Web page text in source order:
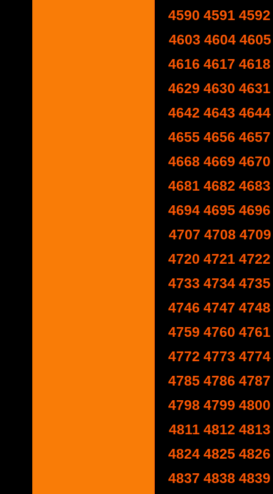
4590 4591 4592
4603 4604 4605
4616 4617 4618
4629 4630 4631
4642 4643 4644
4655 4656 4657
4668 4669 4670
4681 4682 4683
4694 4695 4696
4707 4708 4709
4720 4721 4722
4733 4734 4735
4746 4747 4748
4759 4760 4761
4772 4773 4774
4785 4786 4787
4798 4799 4800
4811 4812 4813
4824 4825 4826
4837 4838 4839